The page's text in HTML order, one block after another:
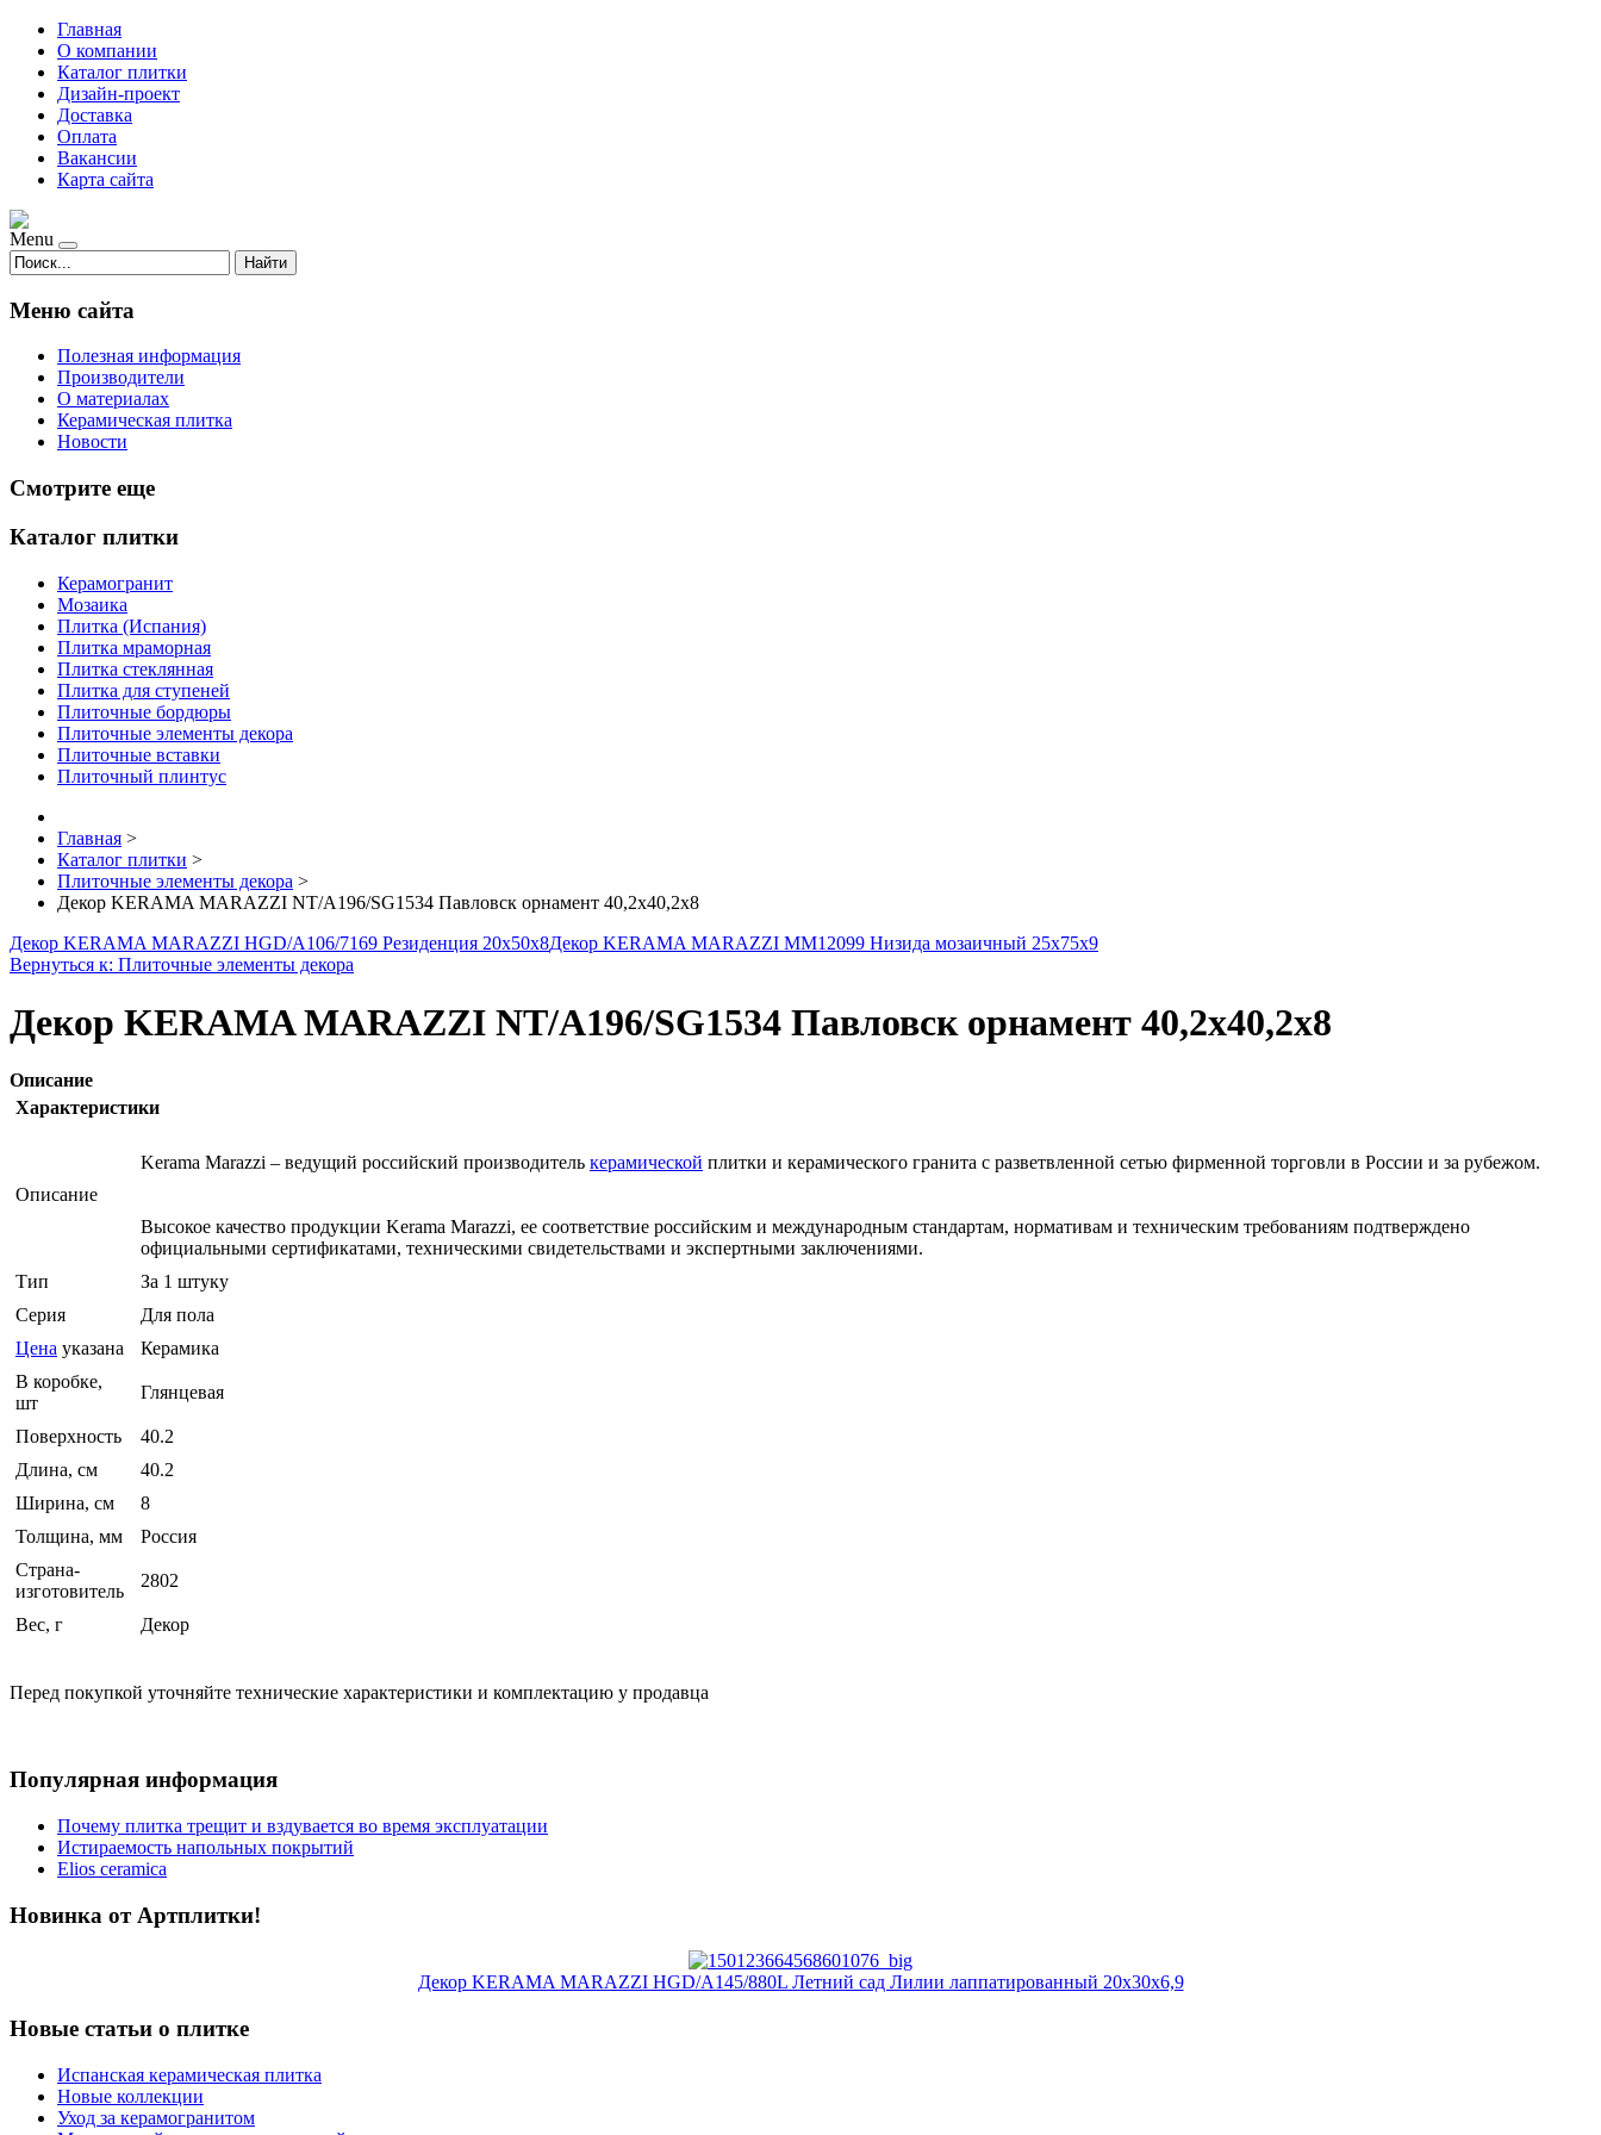
Главная
О компании
Каталог плитки
Дизайн-проект
Доставка
Оплата
Вакансии
Карта сайта
Menu
Найти
Меню сайта
Полезная информация
Производители
О материалах
Керамическая плитка
Новости
Смотрите еще
Каталог плитки
Керамогранит
Мозаика
Плитка (Испания)
Плитка мраморная
Плитка стеклянная
Плитка для ступеней
Плиточные бордюры
Плиточные элементы декора
Плиточные вставки
Плиточный плинтус
Главная >
Каталог плитки >
Плиточные элементы декора >
Декор KERAMA MARAZZI NT/A196/SG1534 Павловск орнамент 40,2х40,2х8
Декор KERAMA MARAZZI HGD/A106/7169 Резиденция 20х50х8Декор KERAMA MARAZZI MM12099 Низида мозаичный 25х75х9
Вернуться к: Плиточные элементы декора
Декор KERAMA MARAZZI NT/A196/SG1534 Павловск орнамент 40,2х40,2х8
Описание
Характеристики
Описание
Kerama Marazzi – ведущий российский производитель керамической плитки и керамического гранита с разветвленной сетью фирменной торговли в России и за рубежом.
Высокое качество продукции Kerama Marazzi, ее соответствие российским и международным стандартам, нормативам и техническим требованиям подтверждено
официальными сертификатами, техническими свидетельствами и экспертными заключениями.
Тип
За 1 штуку
Серия
Для пола
Цена указана
Керамика
В коробке,
шт
Глянцевая
Поверхность
40.2
Длина, см
40.2
Ширина, см
8
Толщина, мм
Россия
Страна-
изготовитель
2802
Вес, г Декор
Перед покупкой уточняйте технические характеристики и комплектацию у продавца
Популярная информация
Почему плитка трещит и вздувается во время эксплуатации
Истираемость напольных покрытий
Elios ceramica
Новинка от Артплитки!
Декор KERAMA MARAZZI HGD/A145/880L Летний сад Лилии лаппатированный 20х30х6,9
Новые статьи о плитке
Испанская керамическая плитка
Новые коллекции
Уход за керамогранитом